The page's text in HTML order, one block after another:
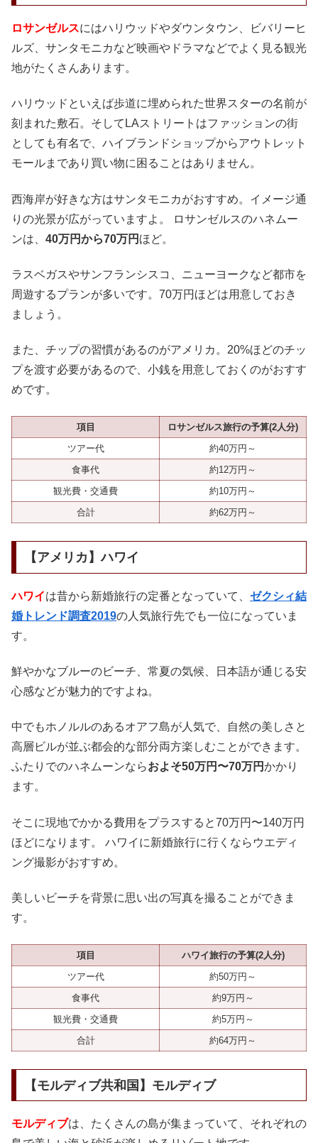
ロサンゼルスにはハリウッドやダウンタウン、ビバリーヒ
ルズ、サンタモニカなど映画やドラマなどでよく見る観光
地がたくさんあります。
ハリウッドといえば歩道に埋められた世界スターの名前が
刻まれた敷石。そしてLAストリートはファッションの街
としても有名で、ハイブランドショップからアウトレット
モールまであり買い物に困ることはありません。
西海岸が好きな方はサンタモニカがおすすめ。イメージ通
りの光景が広がっていますよ。 ロサンゼルスのハネムー
ンは、 40万円から70万円 ほど。
ラスベガスやサンフランシスコ、ニューヨークなど都市を
周遊するプランが多いです。70万円ほどは用意しておき
ましょう。
また、チップの習慣があるのがアメリカ。20%ほどのチッ
プを渡す必要があるので、小銭を用意しておくのがおすす
めです。
項目
ロサンゼルス旅行の予算(2人分)
ツアー代
約40万円～
食事代
約12万円～
観光費・交通費
約10万円～
合計
約62万円～
【アメリカ】ハワイ
ハワイは昔から新婚旅行の定番となっていて、 ゼクシィ結
婚トレンド調査2019の人気旅行先でも一位になっていま
す。
鮮やかなブルーのビーチ、常夏の気候、日本語が通じる安
心感などが魅力的ですよね。
中でもホノルルのあるオアフ島が人気で、自然の美しさと
高層ビルが並ぶ都会的な部分両方楽しむことができます。
ふたりでのハネムーンならおよそ50万円〜70万円かかり
ます。
そこに現地でかかる費用をプラスすると70万円〜140万円
ほどになります。 ハワイに新婚旅行に行くならウエディ
ング撮影がおすすめ。
美しいビーチを背景に思い出の写真を撮ることができま
す。
項目
ハワイ旅行の予算(2人分)
ツアー代
約50万円～
食事代
約9万円～
観光費・交通費
約5万円～
合計
約64万円～
【モルディブ共和国】モルディブ
モルディブは、たくさんの島が集まっていて、それぞれの